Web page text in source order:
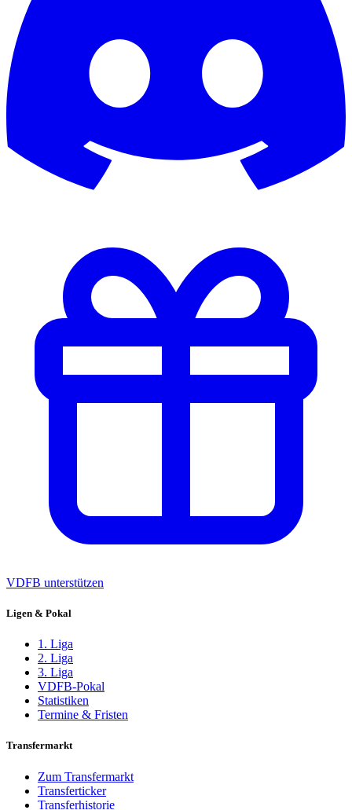
VDFB unterstützen
Ligen & Pokal
1. Liga
2. Liga
3. Liga
VDFB-Pokal
Statistiken
Termine & Fristen
Transfermarkt
Zum Transfermarkt
Transferticker
Transferhistorie